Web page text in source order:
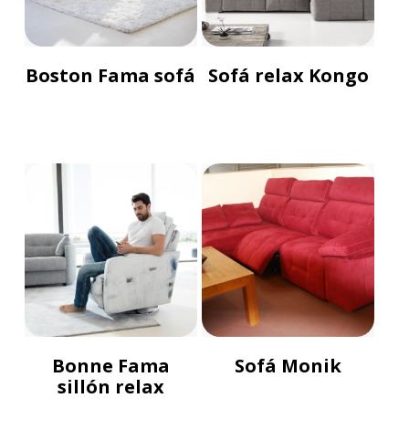
Boston Fama sofá Sofá relax Kongo
Bonne Fama
sillón relax
Sofá Monik